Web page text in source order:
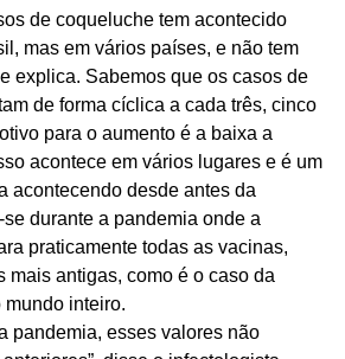
de coqueluche tem acontecido
mas em vários países, e não tem
explica. Sabemos que os casos de
de forma cíclica a cada três, cinco
para o aumento é a baixa a
acontece em vários lugares e é um
acontecendo desde antes da
durante a pandemia onde a
praticamente todas as vacinas,
mais antigas, como é o caso da
inteiro.
pandemia, esses valores não